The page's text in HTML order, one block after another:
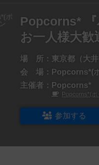
Popcorns*
お一人様大歓
場 所： 東京都（大
会 場： Popcorns*(
主催者： Popcorns*
Popcorns*(
参加する